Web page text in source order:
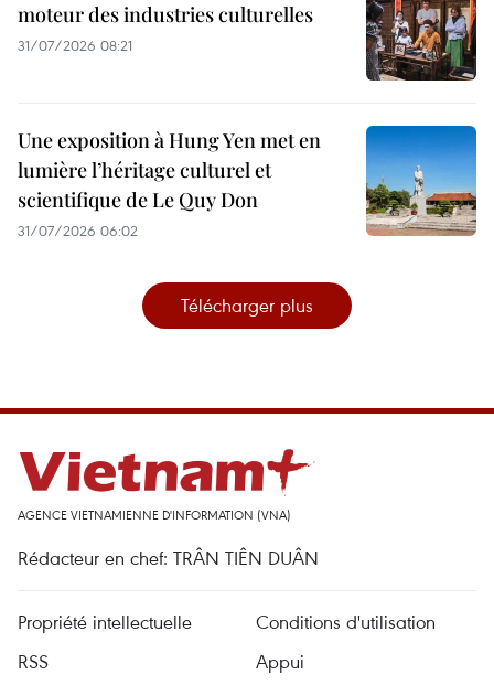
moteur des industries culturelles
31/07/2026 08:21
Une exposition à Hung Yen met en
lumière l’héritage culturel et
scientifique de Le Quy Don
31/07/2026 06:02
Télécharger plus
AGENCE VIETNAMIENNE D'INFORMATION (VNA)
Rédacteur en chef: TRÂN TIÊN DUÂN
Propriété intellectuelle
Conditions d'utilisation
RSS
Appui